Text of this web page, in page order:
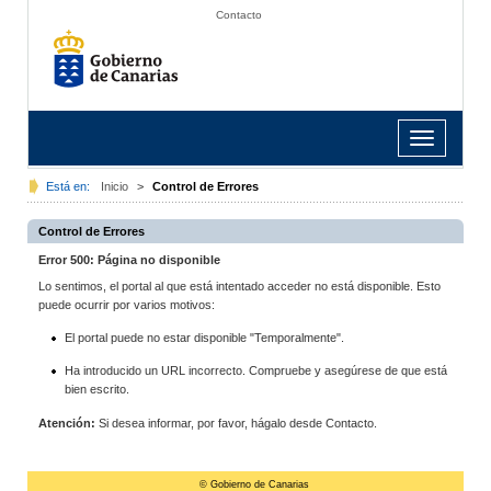
Contacto
Toggle
navigation
Está en: Inicio > Control de Errores
Control de Errores
Error 500: Página no disponible
Lo sentimos, el portal al que está intentado acceder no está disponible. Esto
puede ocurrir por varios motivos:
El portal puede no estar disponible "Temporalmente".
Ha introducido un URL incorrecto. Compruebe y asegúrese de que está
bien escrito.
Atención: Si desea informar, por favor, hágalo desde Contacto.
© Gobierno de Canarias